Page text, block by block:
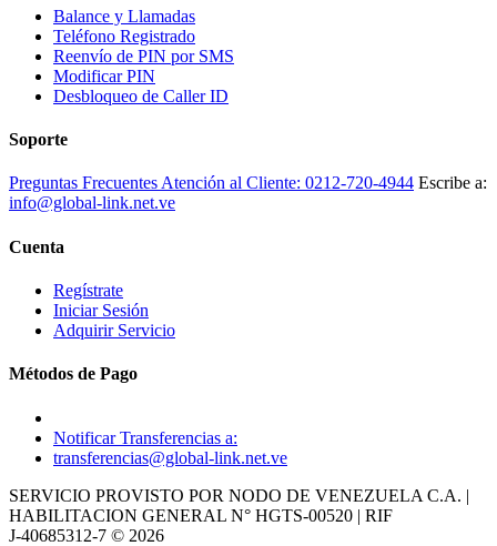
Balance y Llamadas
Teléfono Registrado
Reenvío de PIN por SMS
Modificar PIN
Desbloqueo de Caller ID
Soporte
Preguntas FrecuentesAtención al Cliente: 0212-720-4944 Escribe a:
info@global-link.net.ve
Cuenta
Regístrate
Iniciar Sesión
Adquirir Servicio
Métodos de Pago
Notificar Transferencias a:
transferencias@global-link.net.ve
SERVICIO PROVISTO POR NODO DE VENEZUELA C.A. |
HABILITACION GENERAL N° HGTS‑00520 | RIF
J‑40685312‑7 © 2026